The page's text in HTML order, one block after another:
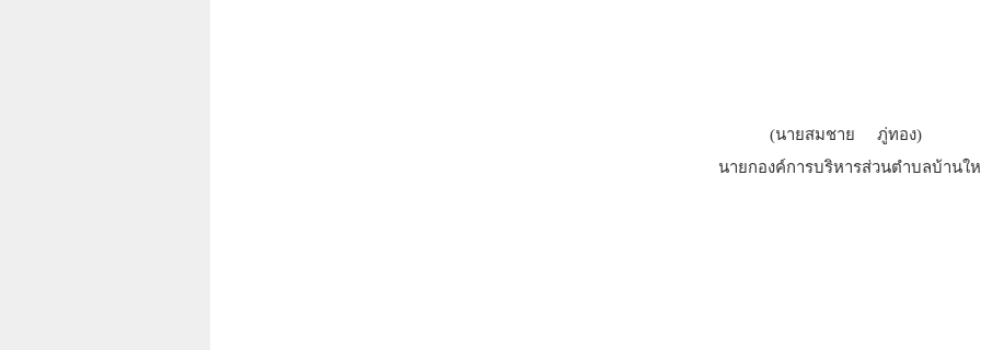
(นายสมชาย ภู่ทอง)
นายกองค์การบริหารส่วนตำบลบ้านให